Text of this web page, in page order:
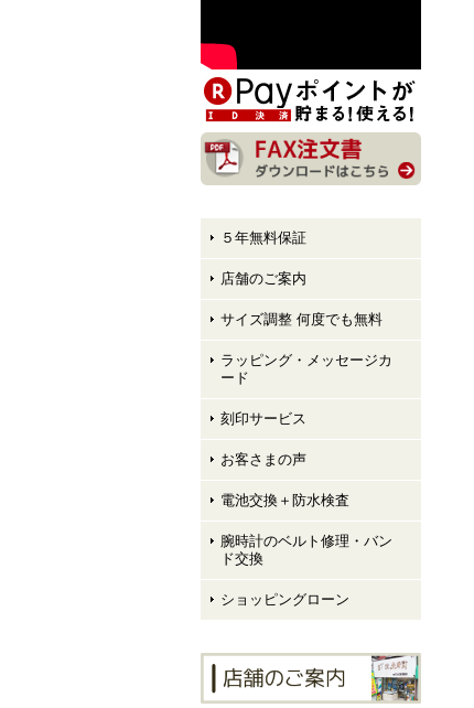
n ES9495-59E LIGHT in BL
ACK Eco-Drive 50th Anniver
sary Edition レディースモデ
ル 入荷しました！
５年無料保証
店舗のご案内
サイズ調整 何度でも無料
ラッピング・メッセージカ
ード
刻印サービス
お客さまの声
電池交換＋防水検査
腕時計のベルト修理・バン
ド交換
ショッピングローン